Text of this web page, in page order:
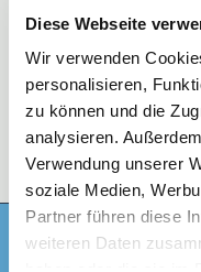
Diese Webseite
Wir verwenden
personalisieren,
zu können und die
analysieren.
Verwendung unserer
soziale Medien,
Partner führen diese
weiteren Daten
Treffer